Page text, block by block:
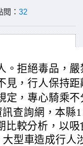
： 32
。拒絕毒品，
見，行人保持
定，專心騎乘
查詢網，本縣
比較分析，以
型車造成行人